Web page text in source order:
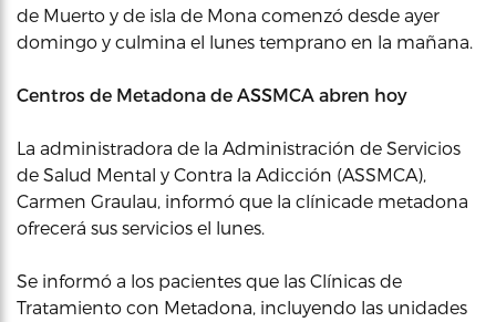
de Muerto y de isla de Mona comenzó desde ayer
domingo y culmina el lunes temprano en la mañana.
Centros de Metadona de ASSMCA abren hoy
La administradora de la Administración de Servicios
de Salud Mental y Contra la Adicción (ASSMCA),
Carmen Graulau, informó que la clínicade metadona
ofrecerá sus servicios el lunes.
Se informó a los pacientes que las Clínicas de
Tratamiento con Metadona, incluyendo las unidades